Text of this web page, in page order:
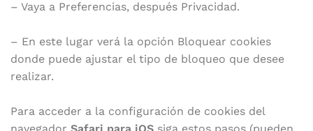
– Vaya a Preferencias, después Privacidad.
– En este lugar verá la opción Bloquear cookies
donde puede ajustar el tipo de bloqueo que desee
realizar.
Para acceder a la configuración de cookies del